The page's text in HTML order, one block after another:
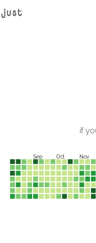
just
if
Sep Oct Nov